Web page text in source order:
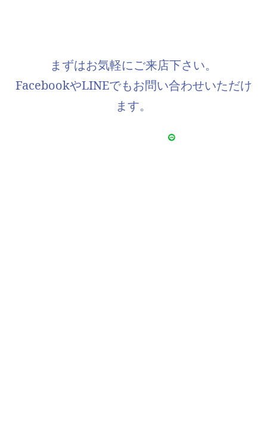
まずはお気軽にご来店下さい。
FacebookやLINEでもお問い合わせいただけ
ます。